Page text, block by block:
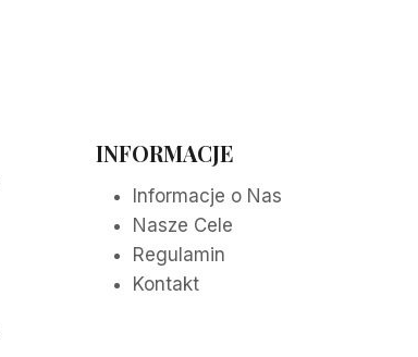
INFORMACJE
Informacje o Nas
Nasze Cele
Regulamin
Kontakt